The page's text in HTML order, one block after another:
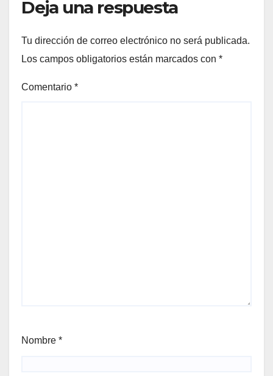
Deja una respuesta
Tu dirección de correo electrónico no será publicada.
Los campos obligatorios están marcados con *
Comentario *
Nombre *